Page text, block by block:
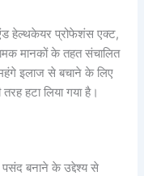
हेल्थकेयर प्रोफेशंस एक्ट,
मानकों के तहत संचालित
महंगे इलाज से बचाने के लिए
हटा लिया गया है।
पसंद बनाने के उद्देश्य से